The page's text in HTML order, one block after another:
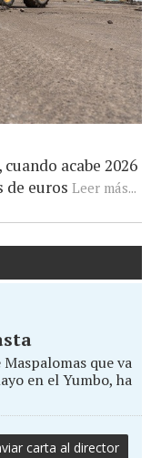
acabe 2026
euros Leer más...
que va
en el Yumbo, ha
carta al director